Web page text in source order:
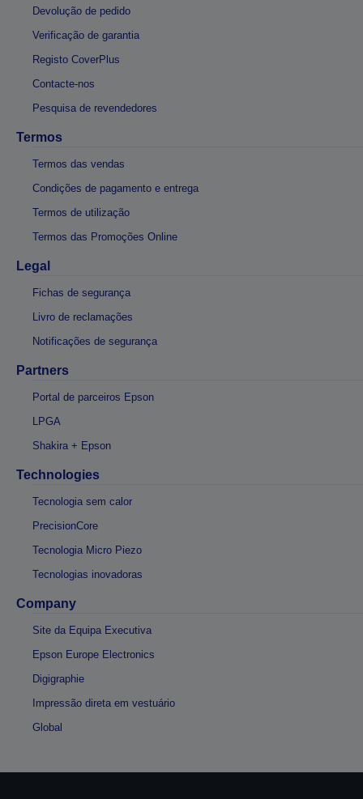
Devolução de pedido
Verificação de garantia
Registo CoverPlus
Contacte-nos
Pesquisa de revendedores
Termos
Termos das vendas
Condições de pagamento e entrega
Termos de utilização
Termos das Promoções Online
Legal
Fichas de segurança
Livro de reclamações
Notificações de segurança
Partners
Portal de parceiros Epson
LPGA
Shakira + Epson
Technologies
Tecnologia sem calor
PrecisionCore
Tecnologia Micro Piezo
Tecnologias inovadoras
Company
Site da Equipa Executiva
Epson Europe Electronics
Digigraphie
Impressão direta em vestuário
Global